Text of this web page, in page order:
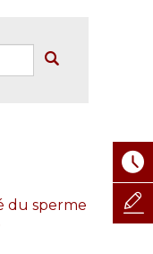
du sperme